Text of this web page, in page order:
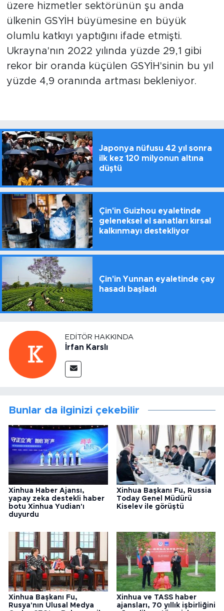
üzere hizmetler sektörünün şu anda
ülkenin GSYİH büyümesine en büyük
olumlu katkıyı yaptığını ifade etmişti.
Ukrayna'nın 2022 yılında yüzde 29,1 gibi
rekor bir oranda küçülen GSYİH'sinin bu yıl
yüzde 4,9 oranında artması bekleniyor.
Japonya nüfusu 42 yıl sonra
ilk kez 120 milyonun altına
düştü
Çin'in Guizhou eyaletinde
geleneksel el sanatları kırsal
kalkınmayı destekliyor
Çin'in Yunnan eyaletinde çay
hasadı başladı
EDITÖR HAKKINDA
İrfan Karslı
Bunlar da ilginizi çekebilir
Xinhua Haber Ajansı,
yapay zeka destekli haber
botu Xinhua Yudian'ı
duyurdu
Xinhua Başkanı Fu, Russia
Today Genel Müdürü
Kiselev ile görüştü
Xinhua Başkanı Fu,
Rusya'nın Ulusal Medya
Xinhua ve TASS haber
ajansları, 70 yıllık işbirliğini